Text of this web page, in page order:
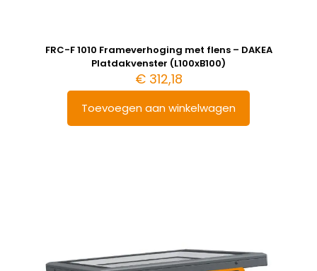
FRC-F 1010 Frameverhoging met flens – DAKEA
Platdakvenster (L100xB100)
€312,18
Toevoegen aan winkelwagen